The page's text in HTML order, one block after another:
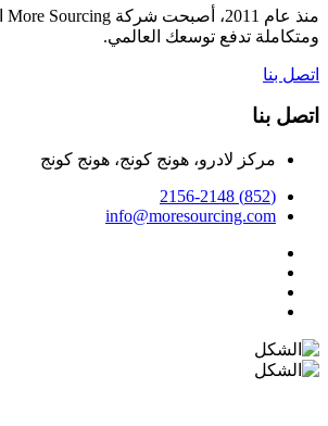
ومتكاملة تدفع توسعك العالمي.
اتصل بنا
اتصل بنا
مركز لادرو، هونج كونج، هونج كونج
(852) 2156-2148
info@moresourcing.com